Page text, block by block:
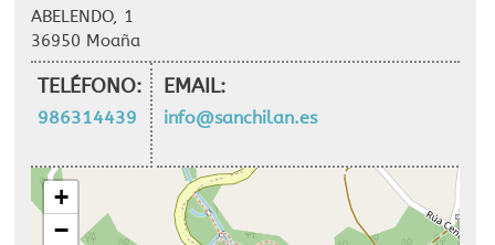
ABELENDO, 1
36950 Moaña
TELÉFONO:
986314439
EMAIL:
info@sanchilan.es
+
−